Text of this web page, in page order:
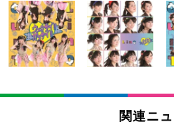
[EdoErgo] オフィス
い 跳ね上げ式アー
キング pc 事務椅子
ン樹脂ベース 通気
(黒網+黒枠+黒足)
￥5,699
SIHOO B100 オフィ
ュチェア 人間工学 疲
EIZO ビジネス向け
EV3240X-WT | 31.5
イト
￥105,595
EIZO ビジネス向け
Amazonベーシック
回使い捨て 無香料
￥3,373
Amazonベーシック
x2袋(84枚) ホワイト(
関連ニ